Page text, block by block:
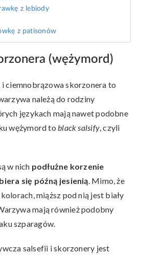
z lebiody
z patisonów
(wężymord)
ciemnobrązowa skorzonera to
należą do rodziny
językach mają nawet podobne
wężymord toblack salsify, czyli
w nich podłużne korzenie
się późną jesienią. Mimo, że
miąższ pod nią jest biały
mają również podobny
szparagów.
salsefii i skorzonery jest